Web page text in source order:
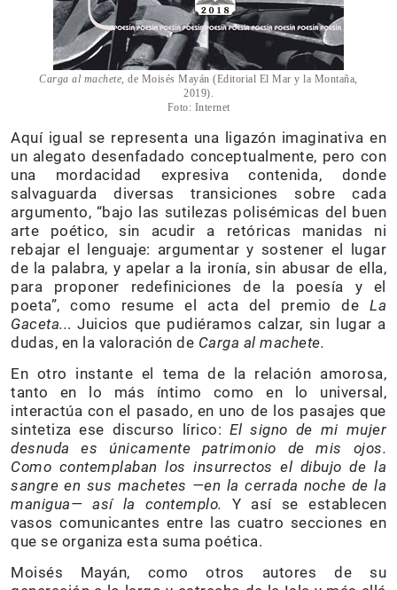
Carga al machete, de Moisés Mayán (Editorial El Mar y la Montaña,
2019).
Foto: Internet
Aquí igual se representa una ligazón imaginativa en
un alegato desenfadado conceptualmente, pero con
una mordacidad expresiva contenida, donde
salvaguarda diversas transiciones sobre cada
argumento, “bajo las sutilezas polisémicas del buen
arte poético, sin acudir a retóricas manidas ni
rebajar el lenguaje: argumentar y sostener el lugar
de la palabra, y apelar a la ironía, sin abusar de ella,
para proponer redefiniciones de la poesía y el
poeta”, como resume el acta del premio de La
Gaceta... Juicios que pudiéramos calzar, sin lugar a
dudas, en la valoración de Carga al machete.
En otro instante el tema de la relación amorosa,
tanto en lo más íntimo como en lo universal,
interactúa con el pasado, en uno de los pasajes que
sintetiza ese discurso lírico:El signo de mi mujer
desnuda es únicamente patrimonio de mis ojos.
Como contemplaban los insurrectos el dibujo de la
sangre en sus machetes —en la cerrada noche de la
manigua— así la contemplo. Y así se establecen
vasos comunicantes entre las cuatro secciones en
que se organiza esta suma poética.
Moisés Mayán, como otros autores de su